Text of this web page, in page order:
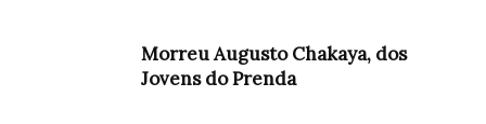
Morreu Augusto Chakaya, dos
Jovens do Prenda